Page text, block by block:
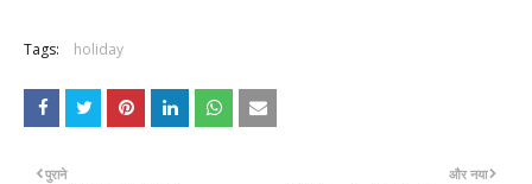
Tags: holiday
और नया
पुराने